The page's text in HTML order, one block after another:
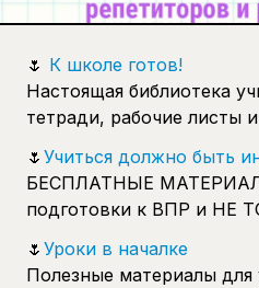
🌷 К школе готов!
Настоящая библиотека
тетради, рабочие листы
🌷 Учиться должно быть
БЕСПЛАТНЫЕ
подготовки к ВПР и НЕ
🌷 Уроки в началке
Полезные материалы для